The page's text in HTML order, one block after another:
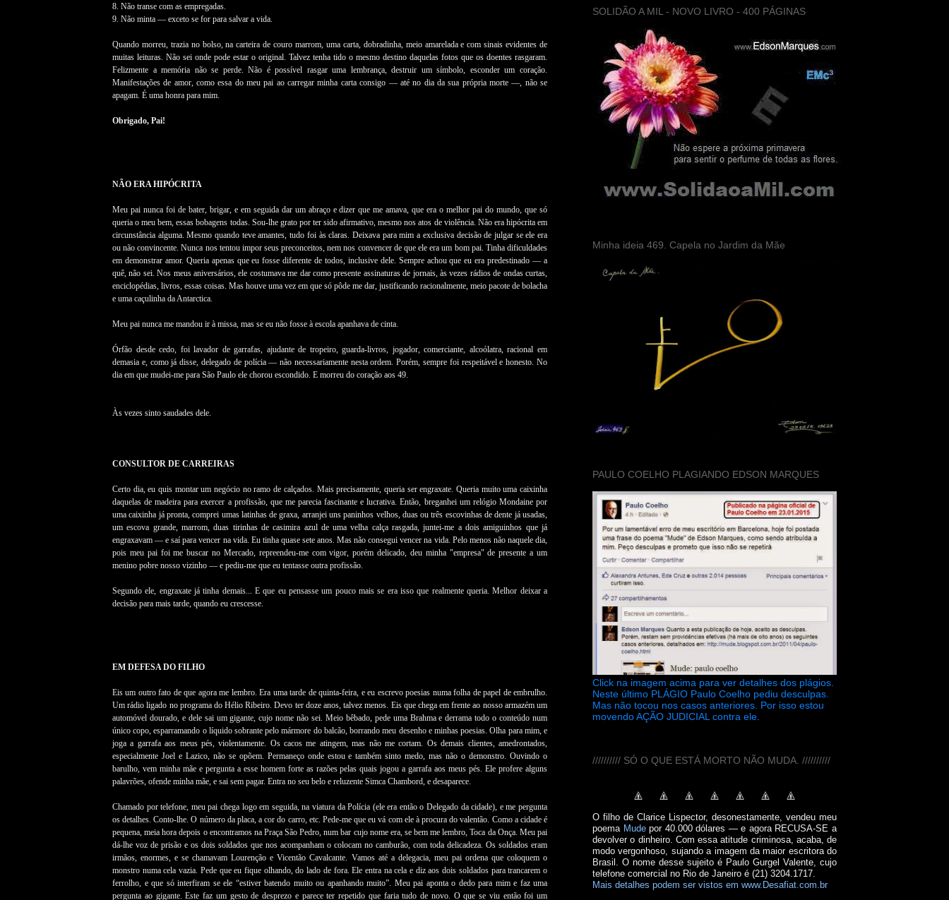
8. Não transe com as empregadas.
9. Não minta — exceto se for para salvar a vida.
Quando morreu, trazia no bolso, na carteira de couro marrom, uma carta, dobradinha, meio amarelada e com sinais evidentes de
muitas leituras. Não sei onde pode estar o original. Talvez tenha tido o mesmo destino daquelas fotos que os doentes rasgaram.
Felizmente a memória não se perde. Não é possível rasgar uma lembrança, destruir um símbolo, esconder um coração.
Manifestações de amor, como essa do meu pai ao carregar minha carta consigo — até no dia da sua própria morte —, não se
apagam. É uma honra para mim.
Obrigado, Pai!
NÃO ERA HIPÓCRITA
Meu pai nunca foi de bater, brigar, e em seguida dar um abraço e dizer que me amava, que era o melhor pai do mundo, que só
queria o meu bem, essas bobagens todas. Sou-lhe grato por ter sido afirmativo, mesmo nos atos de violência. Não era hipócrita em
circunstância alguma. Mesmo quando teve amantes, tudo foi às claras. Deixava para mim a exclusiva decisão de julgar se ele era
ou não convincente. Nunca nos tentou impor seus preconceitos, nem nos convencer de que ele era um bom pai. Tinha dificuldades
em demonstrar amor. Queria apenas que eu fosse diferente de todos, inclusive dele. Sempre achou que eu era predestinado — a
quê, não sei. Nos meus aniversários, ele costumava me dar como presente assinaturas de jornais, às vezes rádios de ondas curtas,
enciclopédias, livros, essas coisas. Mas houve uma vez em que só pôde me dar, justificando racionalmente, meio pacote de bolacha
e uma caçulinha da Antarctica.
Meu pai nunca me mandou ir à missa, mas se eu não fosse à escola apanhava de cinta.
Órfão desde cedo, foi lavador de garrafas, ajudante de tropeiro, guarda-livros, jogador, comerciante, alcoólatra, racional em
demasia e, como já disse, delegado de polícia — não necessariamente nesta ordem. Porém, sempre foi respeitável e honesto. No
dia em que mudei-me para São Paulo ele chorou escondido. E morreu do coração aos 49.
Às vezes sinto saudades dele.
CONSULTOR DE CARREIRAS
Certo dia, eu quis montar um negócio no ramo de calçados. Mais precisamente, queria ser engraxate. Queria muito uma caixinha
daquelas de madeira para exercer a profissão, que me parecia fascinante e lucrativa. Então, breganhei um relógio Mondaine por
uma caixinha já pronta, comprei umas latinhas de graxa, arranjei uns paninhos velhos, duas ou três escovinhas de dente já usadas,
um escova grande, marrom, duas tirinhas de casimira azul de uma velha calça rasgada, juntei-me a dois amiguinhos que já
engraxavam — e saí para vencer na vida. Eu tinha quase sete anos. Mas não consegui vencer na vida. Pelo menos não naquele dia,
pois meu pai foi me buscar no Mercado, repreendeu-me com vigor, porém delicado, deu minha "empresa" de presente a um
menino pobre nosso vizinho — e pediu-me que eu tentasse outra profissão.
Segundo ele, engraxate já tinha demais... E que eu pensasse um pouco mais se era isso que realmente queria. Melhor deixar a
decisão para mais tarde, quando eu crescesse.
EM DEFESA DO FILHO
Eis um outro fato de que agora me lembro. Era uma tarde de quinta-feira, e eu escrevo poesias numa folha de papel de embrulho.
Um rádio ligado no programa do Hélio Ribeiro. Devo ter doze anos, talvez menos. Eis que chega em frente ao nosso armazém um
automóvel dourado, e dele sai um gigante, cujo nome não sei. Meio bêbado, pede uma Brahma e derrama todo o conteúdo num
único copo, esparramando o líquido sobrante pelo mármore do balcão, borrando meu desenho e minhas poesias. Olha para mim, e
joga a garrafa aos meus pés, violentamente. Os cacos me atingem, mas não me cortam. Os demais clientes, amedrontados,
especialmente Joel e Lazico, não se opõem. Permaneço onde estou e também sinto medo, mas não o demonstro. Ouvindo o
barulho, vem minha mãe e pergunta a esse homem forte as razões pelas quais jogou a garrafa aos meus pés. Ele profere alguns
palavrões, ofende minha mãe, e sai sem pagar. Entra no seu belo e reluzente Simca Chambord, e desaparece.
Chamado por telefone, meu pai chega logo em seguida, na viatura da Polícia (ele era então o Delegado da cidade), e me pergunta
os detalhes. Conto-lhe. O número da placa, a cor do carro, etc. Pede-me que eu vá com ele à procura do valentão. Como a cidade é
pequena, meia hora depois o encontramos na Praça São Pedro, num bar cujo nome era, se bem me lembro, Toca da Onça. Meu pai
dá-lhe voz de prisão e os dois soldados que nos acompanham o colocam no camburão, com toda delicadeza. Os soldados eram
irmãos, enormes, e se chamavam Lourenção e Vicentão Cavalcante. Vamos até a delegacia, meu pai ordena que coloquem o
monstro numa cela vazia. Pede que eu fique olhando, do lado de fora. Ele entra na cela e diz aos dois soldados para trancarem o
ferrolho, e que só interfiram se ele “estiver batendo muito ou apanhando muito”. Meu pai aponta o dedo para mim e faz uma
pergunta ao gigante. Este faz um gesto de desprezo e parece ter repetido que faria tudo de novo. O que se viu então foi um
SOLIDÃO A MIL - NOVO LIVRO - 400 PÁGINAS
Minha ideia 469. Capela no Jardim da Mãe
PAULO COELHO PLAGIANDO EDSON MARQUES
Click na imagem acima para ver detalhes dos plágios.
Neste último PLÁGIO Paulo Coelho pediu desculpas.
Mas não tocou nos casos anteriores. Por isso estou
movendo AÇÃO JUDICIAL contra ele.
////////// SÓ O QUE ESTÁ MORTO NÃO MUDA. //////////
O filho de Clarice Lispector, desonestamente, vendeu meu
poema Mudepor 40.000 dólares — e agora RECUSA-SE a
devolver o dinheiro. Com essa atitude criminosa, acaba, de
modo vergonhoso, sujando a imagem da maior escritora do
Brasil. O nome desse sujeito é Paulo Gurgel Valente, cujo
telefone comercial no Rio de Janeiro é (21) 3204.1717.
Mais detalhes podem ser vistos em www.Desafiat.com.br